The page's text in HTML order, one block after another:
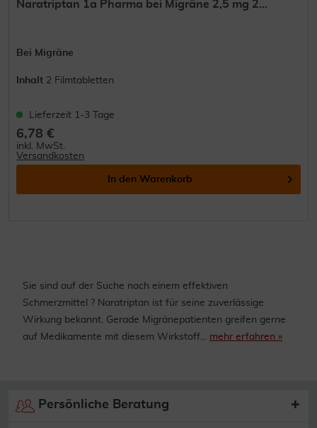
Naratriptan 1a Pharma bei Migräne 2,5 mg 2...
Bei Migräne
Inhalt 2 Filmtabletten
Lieferzeit 1-3 Tage
6,78 €
inkl. MwSt.
Versandkosten
In den Warenkorb
Sie sind auf der Suche nach einem effektiven
Schmerzmittel ? Naratriptan ist für seine zuverlässige
Wirkung bekannt. Gerade Migränepatienten greifen gerne
auf Medikamente mit diesem Wirkstoff... mehr erfahren »
Persönliche Beratung